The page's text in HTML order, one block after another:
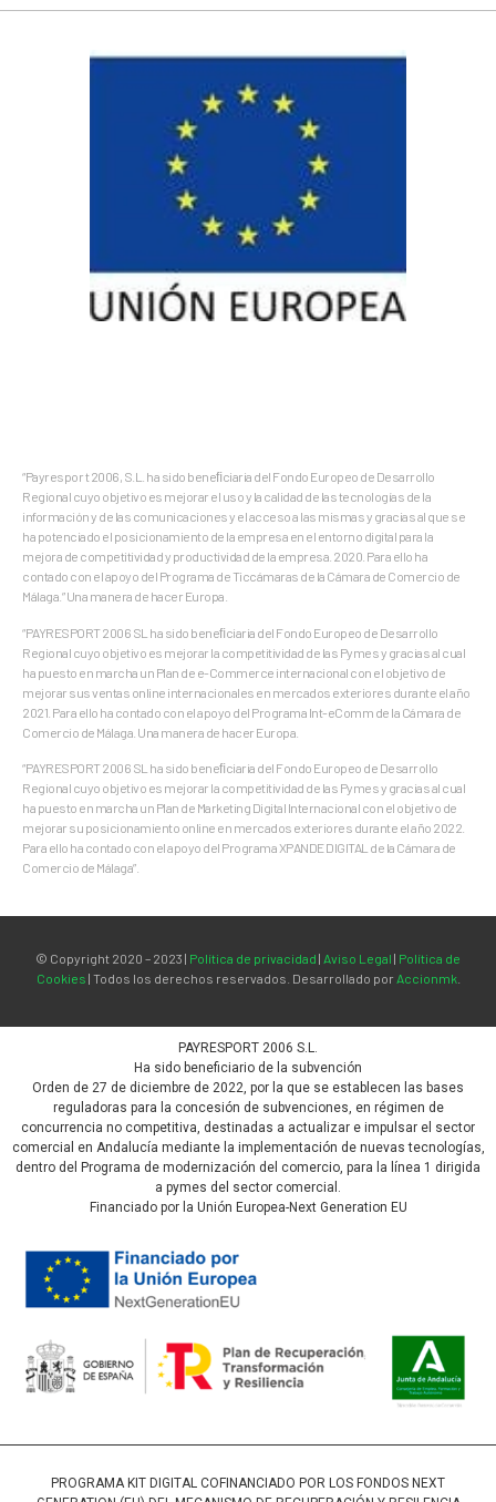
“Payrespor t 2006, S.L. ha sido beneﬁciaria del Fondo Europeo de Desarrollo
Regional cuyo objetivo es mejorar el uso y la calidad de las tecnologías de la
información y de las comunicaciones y el acceso a las mismas y gracias al que se
ha potenciado el posicionamiento de la empresa en el entorno digital para la
mejora de competitividad y productividad de la empresa. 2020. Para ello ha
contado con el apoyo del Programa de Ticcámaras de la Cámara de Comercio de
Málaga.” Una manera de hacer Europa.
“PAYRESPORT 2006 SL ha sido beneﬁciaria del Fondo Europeo de Desarrollo
Regional cuyo objetivo es mejorar la competitividad de las Pymes y gracias al cual
ha puesto en marcha un Plan de e-Commerce internacional con el objetivo de
mejorar sus ventas online internacionales en mercados exteriores durante el año
2021. Para ello ha contado con el apoyo del Programa Int-eComm de la Cámara de
Comercio de Málaga. Una manera de hacer Europa.
“PAYRESPORT 2006 SL ha sido beneﬁciaria del Fondo Europeo de Desarrollo
Regional cuyo objetivo es mejorar la competitividad de las Pymes y gracias al cual
ha puesto en marcha un Plan de Marketing Digital Internacional con el objetivo de
mejorar su posicionamiento online en mercados exteriores durante el año 2022.
Para ello ha contado con el apoyo del Programa XPANDE DIGITAL de la Cámara de
Comercio de Málaga”.
© Copyright 2020 – 2023 | Política de privacidad | Aviso Legal | Política de
Cookies | Todos los derechos reservados. Desarrollado por Accionmk.
PAYRESPORT 2006 S.L.
Ha sido beneficiario de la subvención
Orden de 27 de diciembre de 2022, por la que se establecen las bases
reguladoras para la concesión de subvenciones, en régimen de
concurrencia no competitiva, destinadas a actualizar e impulsar el sector
comercial en Andalucía mediante la implementación de nuevas tecnologías,
dentro del Programa de modernización del comercio, para la línea 1 dirigida
a pymes del sector comercial.
Financiado por la Unión Europea-Next Generation EU
PROGRAMA KIT DIGITAL COFINANCIADO POR LOS FONDOS NEXT